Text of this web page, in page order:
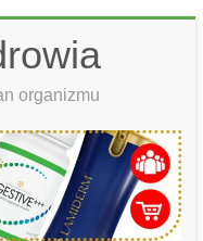
organizmu